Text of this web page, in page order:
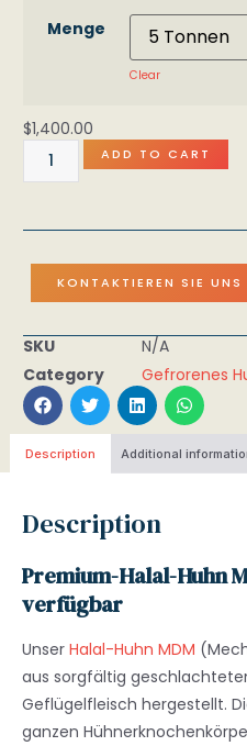
Menge
Clear
$1,400.00
ADD TO CART
KONTAKTIEREN SIE UNS
SKU
N/A
Category
Gefrorenes
Description Additional
Description
Premium-Halal-Huhn
verfügbar
Unser Halal-Huhn MDM
aus sorgfältig
Geflügelfleisch hergestellt.
ganzen